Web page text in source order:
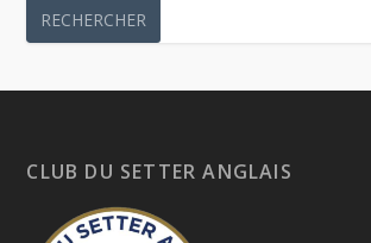
CLUB DU SETTER ANGLAIS